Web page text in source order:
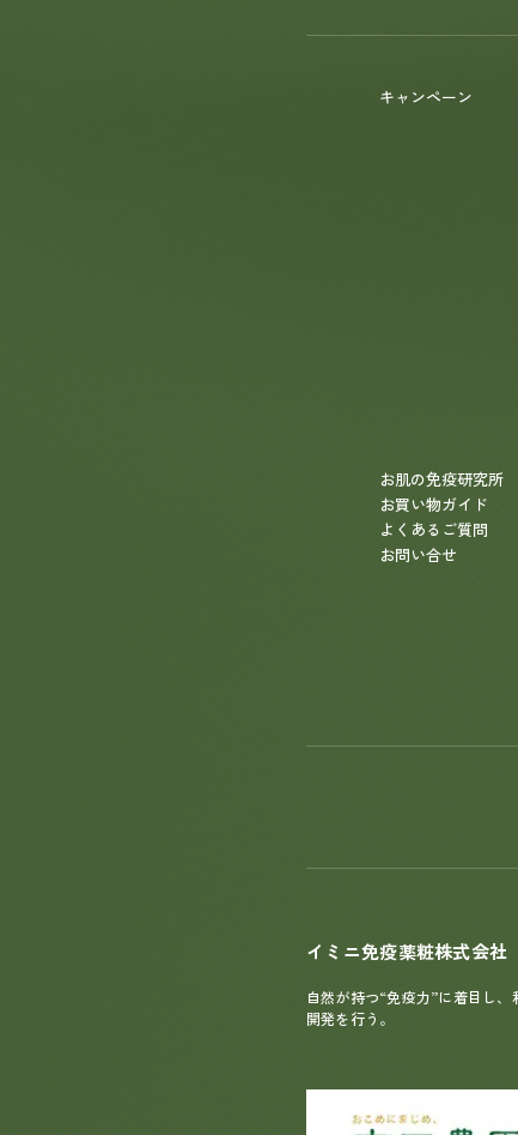
キャンペーン
お肌の免疫研究所
お買い物ガイド
よくあるご質問
お問い合せ
イミニ免疫薬粧株式会社
自然が持つ“免疫力”に着目し
開発を行う。